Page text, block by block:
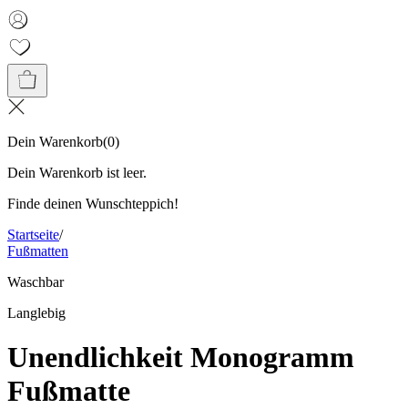
Dein Warenkorb(0)
Dein Warenkorb ist leer.
Finde deinen Wunschteppich!
Startseite/
Fußmatten
Waschbar
Langlebig
Unendlichkeit Monogramm
Fußmatte